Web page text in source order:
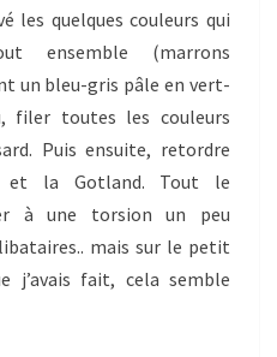
les quelques couleurs qui
ensemble (marrons
un bleu-gris pâle en vert-
filer toutes les couleurs
Puis ensuite, retordre
et la Gotland. Tout le
à une torsion un peu
mais sur le petit
j’avais fait, cela semble